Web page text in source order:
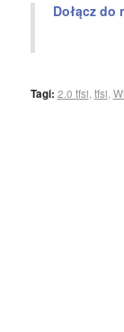
Dołącz do
Tagi: 2.0 tfsi tfsi